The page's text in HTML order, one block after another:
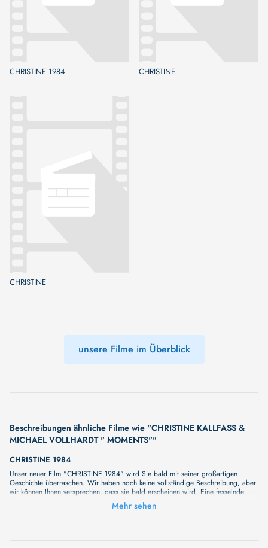
CHRISTINE 1984 CHRISTINE
CHRISTINE
unsere Filme im Überblick
Beschreibungen ähnliche Filme wie "CHRISTINE KALLFASS &
MICHAEL VOLLHARDT " MOMENTS""
CHRISTINE 1984
Unser neuer Film "CHRISTINE 1984" wird Sie bald mit seiner großartigen
Geschichte überraschen. Wir haben noch keine vollständige Beschreibung, aber
wir können Ihnen versprechen, dass sie bald erscheinen wird. Eine fesselnde
Handlung, ungewöhnliche Charaktere und unerforschte Geheimnisse erwarten Sie
in unserem Film. Bleiben Sie dran für etwas Besonderes - wir werden jede Minute
Mehr sehen